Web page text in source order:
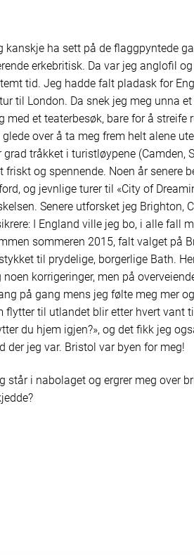
kanskje ha sett på de flaggpyntede
erkebritisk. Da var jeg anglofil
tid. Jeg hadde falt pladask for
til London. Da snek jeg meg unna
med et teaterbesøk, bare for å streife
over å ta meg frem helt alene
tråkket i turistløypene (Camden,
friskt og spennende. Noen år senere
og jevnlige turer til «City of
Senere utforsket jeg Brighton,
I England ville jeg bo, i alle fall
sommeren 2015, falt valget på
til prydelige, borgerlige Bath.
korrigeringer, men på
på gang mens jeg følte meg mer
flytter til utlandet blir etter hvert vant
du hjem igjen?», og det fikk jeg
der jeg var. Bristol var byen for meg!
står i nabolaget og ergrer meg over